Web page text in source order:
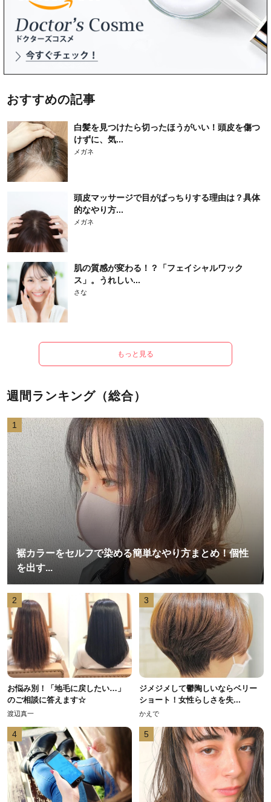
おすすめの記事
白髪を見つけたら切ったほうがいい！頭皮を傷つ
けずに、気...
メガネ
頭皮マッサージで目がぱっちりする理由は？具体
的なやり方...
メガネ
肌の質感が変わる！？「フェイシャルワック
ス」。うれしい...
さな
もっと見る
週間ランキング（総合）
1
裾カラーをセルフで染める簡単なやり方まとめ！個性
を出す...
2
お悩み別！「地毛に戻したい…」
のご相談に答えます☆
渡辺真一
3
ジメジメして鬱陶しいならベリー
ショート！女性らしさを失...
かえで
4 5